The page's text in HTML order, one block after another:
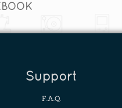
Support
F.A.Q.